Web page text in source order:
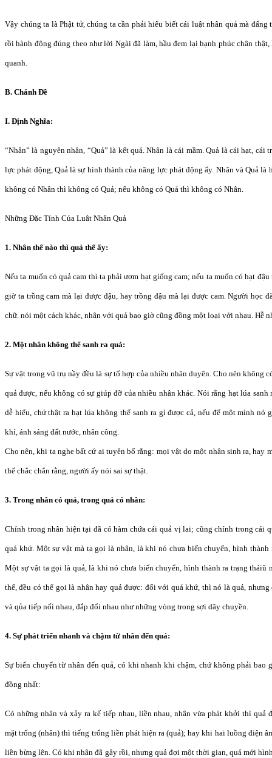
Vậy chúng ta là Phật tử, chúng ta cần phải hiểu biết cái luật nhân quả mà
rồi hành động đúng theo như lời Ngài đã làm, hầu đem lại hạnh phúc chân
quanh.
B. Chánh Ðề
I. Ðịnh Nghĩa:
“Nhân” là nguyên nhân, “Quả” là kết quả. Nhân là cái mầm. Quả là cái hạt, cái
lực phát động, Quả là sự hình thành của năng lực phát động ấy. Nhân và Quả
không có Nhân thì không có Quả; nếu không có Quả thì không có Nhân.
Những Ðặc Tính Của Luât Nhân Quả
1. Nhân thế nào thì quả thế ấy:
Nếu ta muốn có quả cam thì ta phải ươm hạt giống cam; nếu ta muốn có hạt
giờ ta trồng cam mà lại được đậu, hay trồng đậu mà lại được cam. Người học
chữ. nói một cách khác, nhân với quả bao giờ cũng đồng một loại với nhau. Hễ
2. Một nhân không thể sanh ra quả:
Sự vật trong vũ trụ nầy đều là sự tổ hợp của nhiều nhân duyên. Cho nên không
quả được, nếu không có sự giúp đỡ của nhiều nhân khác. Nói rằng hạt lúa
dễ hiểu, chứ thật ra hạt lúa không thể sanh ra gì được cả, nếu để một mình nó
khí, ánh sáng đất nước, nhân công.
Cho nên, khi ta nghe bất cứ ai tuyên bố rằng: mọi vật do một nhân sinh ra, hay
thể chắc chắn rằng, người ấy nói sai sự thật.
3. Trong nhân có quả, trong quả có nhân:
Chính trong nhân hiện tại đã có hàm chứa cái quả vị lai; cũng chính trong cái
quá khứ. Một sự vật mà ta gọi là nhân, là khi nó chưa biến chuyển, hình thành
Một sự vật ta gọi là quả, là khi nó chưa biến chuyển, hình thành ra trạng tháiũ
thế, đều có thể gọi là nhân hay quả được: đối với quá khứ, thì nó là quả,
và qủa tiếp nối nhau, đắp đổi nhau như những vòng trong sợi dây chuyền.
4. Sự phát triển nhanh và chậm từ nhân đến quả:
Sự biến chuyển từ nhân đến quả, có khi nhanh khi chậm, chứ không phải
đồng nhất:
Có những nhân và xảy ra kế tiếp nhau, liền nhau, nhân vừa phát khởi thì quả
mặt trống (nhân) thì tiếng trống liền phát hiện ra (quả); hay khi hai luồng điện
liền bừng lên. Có khi nhân đã gây rồi, nhưng quả đợi một thời gian, quả mới